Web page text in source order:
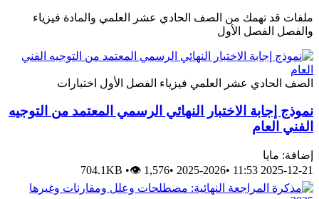
ملفات قد تهمك من الصف الحادي عشر العلمي والمادة فيزياء
والفصل الفصل الأول
الصف الحادي عشر العلمي فيزياء الفصل الأول اختبارات
نموذج إجابة الاختبار النهائي الرسمي المعتمد من التوجيه
الفني العام
إضافة: مايا
2025-12-21 11:53
•
2025-2026
•
704.1KB •👁 1,576